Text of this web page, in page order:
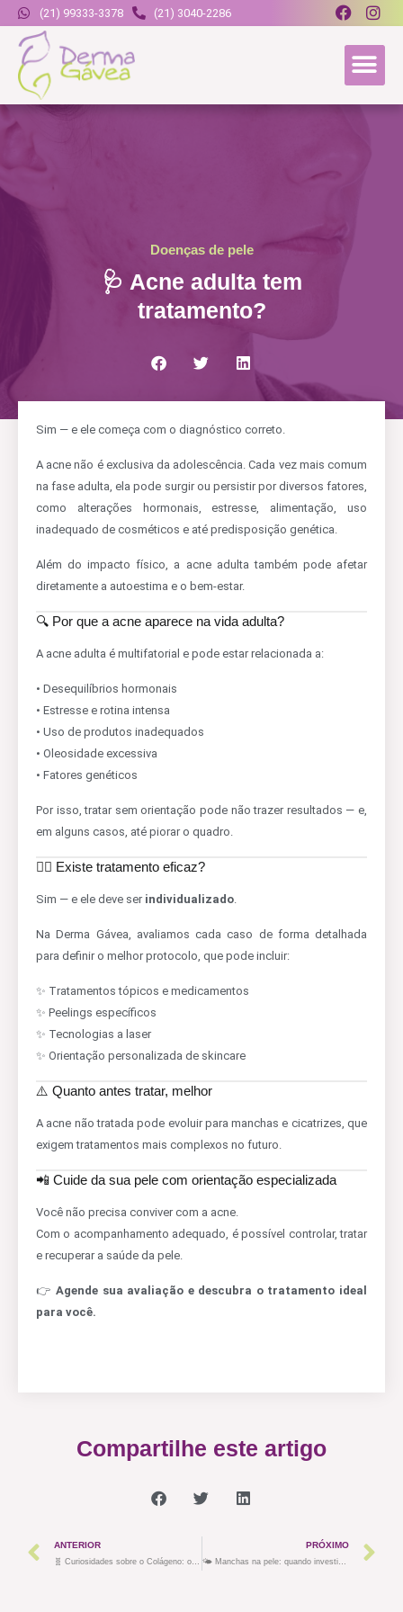
(21) 99333-3378 (21) 3040-2286
Doenças de pele
🩺 Acne adulta tem
tratamento?
Sim — e ele começa com o diagnóstico correto.
A acne não é exclusiva da adolescência. Cada vez mais comum
na fase adulta, ela pode surgir ou persistir por diversos fatores,
como alterações hormonais, estresse, alimentação, uso
inadequado de cosméticos e até predisposição genética.
Além do impacto físico, a acne adulta também pode afetar
diretamente a autoestima e o bem-estar.
🔍 Por que a acne aparece na vida adulta?
A acne adulta é multifatorial e pode estar relacionada a:
• Desequilíbrios hormonais
• Estresse e rotina intensa
• Uso de produtos inadequados
• Oleosidade excessiva
• Fatores genéticos
Por isso, tratar sem orientação pode não trazer resultados — e,
em alguns casos, até piorar o quadro.
💆‍♀️ Existe tratamento eficaz?
Sim — e ele deve ser individualizado
Na Derma Gávea, avaliamos cada caso de forma detalhada
para definir o melhor protocolo, que pode incluir:
✨ Tratamentos tópicos e medicamentos
✨ Peelings específicos
✨ Tecnologias a laser
✨ Orientação personalizada de skincare
⚠️ Quanto antes tratar, melhor
A acne não tratada pode evoluir para manchas e cicatrizes, que
exigem tratamentos mais complexos no futuro.
📲 Cuide da sua pele com orientação especializada
Você não precisa conviver com a acne.
Com o acompanhamento adequado, é possível controlar, tratar
e recuperar a saúde da pele.
👉Agende sua avaliação e descubra o tratamento ideal
para você.
Compartilhe este artigo
ANTERIOR PRÓXIMO
🌤️ Manchas na pele: quando investigar?